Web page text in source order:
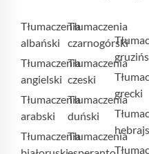
Tłumaczenia
albański
Tłumaczenia
angielski
Tłumaczenia
arabski
Tłumaczenia
Tłumaczenia
czarnogórski
Tłumaczenia
czeski
Tłumaczenia
duński
Tłumaczenia
grecki